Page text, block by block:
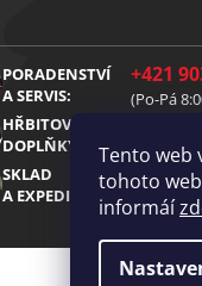
Tento web
tohoto
informáí
PORADENSTVÍ
A SERVIS:
+421
(Po-Pá
HŘBITOVNÍ
DOPLŇKY:
(Po-Pá
SKLAD
A EXPEDICE:
+421
(Po-Pá